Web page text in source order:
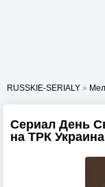
RUSSKIE-SERIALY »
Сериал День
на ТРК Украина